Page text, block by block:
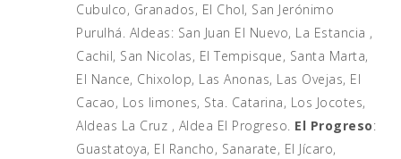
Cubulco, Granados, El Chol, San Jerónimo
Purulhá. Aldeas: San Juan El Nuevo, La Estancia ,
Cachil, San Nicolas, El Tempisque, Santa Marta,
El Nance, Chixolop, Las Anonas, Las Ovejas, El
Cacao, Los limones, Sta. Catarina, Los Jocotes,
Aldeas La Cruz , Aldea El Progreso. El Progreso:
Guastatoya, El Rancho, Sanarate, El Jícaro,